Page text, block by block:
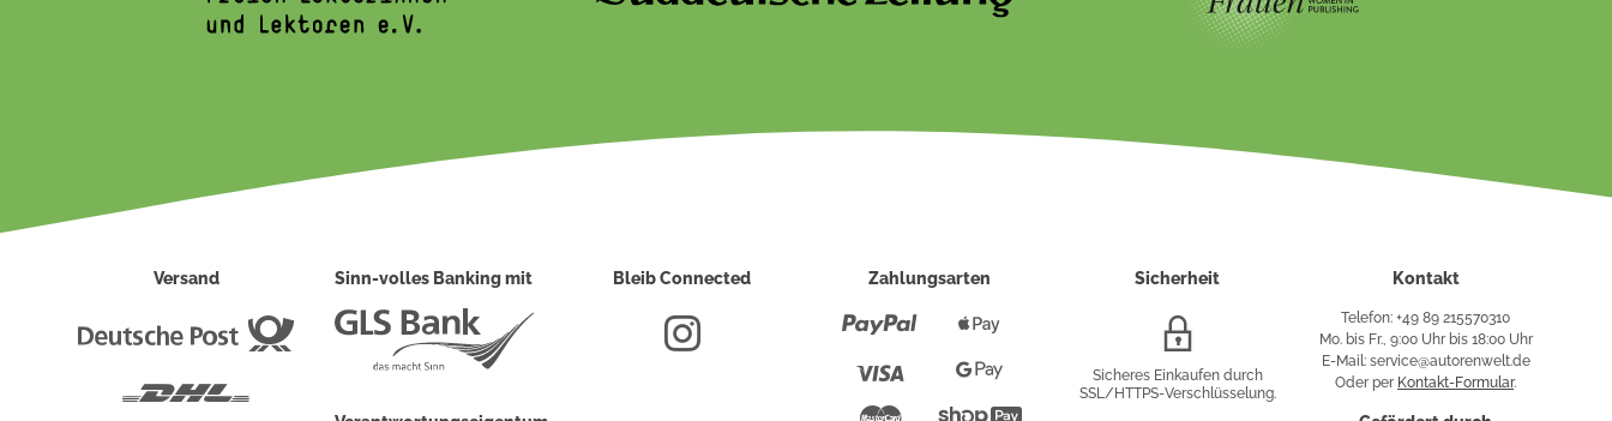
Versand
Deutsche
Sinn-volles Banking mit Bleib Connected Zahlungsarten
Paypal
Mastercard
Pay
PayShopify
Sicherheit
Verschlüsselung
Sicheres Einkaufen durch
SSL/HTTPS-Verschlüsselung.
Kontakt
Telefon: +49 89 215570310
Mo. bis Fr., 9:00 Uhr bis 18:00 Uhr
E-Mail: service@autorenwelt.de
Oder per Kontakt-Formular.